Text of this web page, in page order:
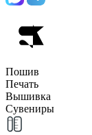
Пошив
Печать
Вышивка
Сувениры